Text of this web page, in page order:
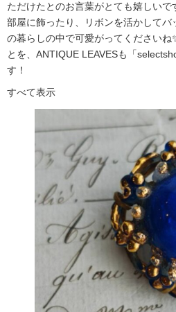
ただけたとのお言葉がとても嬉しい
部屋に飾ったり、リボンを活かしてバ
の暮らしの中で可愛がってくださいね
とを、ANTIQUE LEAVESも「
す！
すべて表示